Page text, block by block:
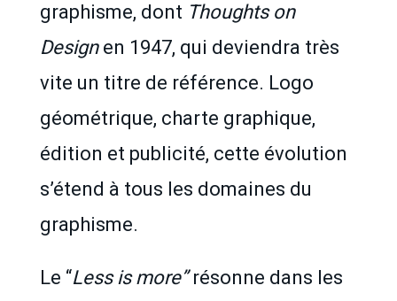
graphisme, dont Thoughts on
Design en 1947, qui deviendra très
vite un titre de référence. Logo
géométrique, charte graphique,
édition et publicité, cette évolution
s’étend à tous les domaines du
graphisme.
Le “Less is more”résonne dans les